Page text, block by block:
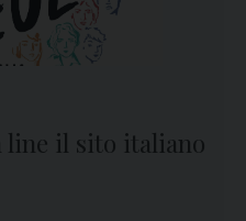
line il sito italiano